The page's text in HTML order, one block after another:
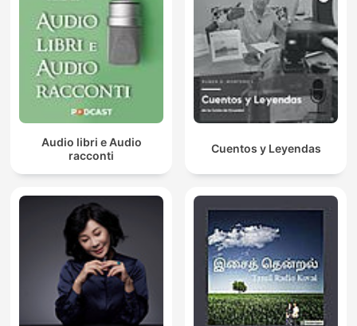
Audio libri e Audio
racconti
Cuentos y Leyendas